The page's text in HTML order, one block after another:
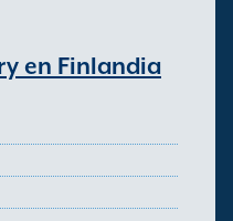
en Finlandia